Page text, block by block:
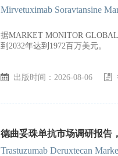
Mirvetuximab Soravtansine
据MARKET MONITOR
到2032年达到1972百万美元。
出版时间：2026-08-06
德曲妥珠单抗市场调研报告
Trastuzumab Deruxtecan